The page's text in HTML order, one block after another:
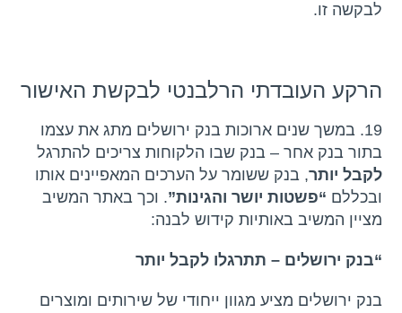
לבקשה זו.
הרקע העובדתי הרלבנטי לבקשת האישור
19. במשך שנים ארוכות בנק ירושלים מתג את עצמו
בתור בנק אחר – בנק שבו הלקוחות צריכים להתרגל
לקבל יותר, בנק ששומר על הערכים המאפיינים אותו
ובכללם “פשטות יושר והגינות”. וכך באתר המשיב
מציין המשיב באותיות קידוש לבנה:
“בנק ירושלים – תתרגלו לקבל יותר
בנק ירושלים מציע מגוון ייחודי של שירותים ומוצרים